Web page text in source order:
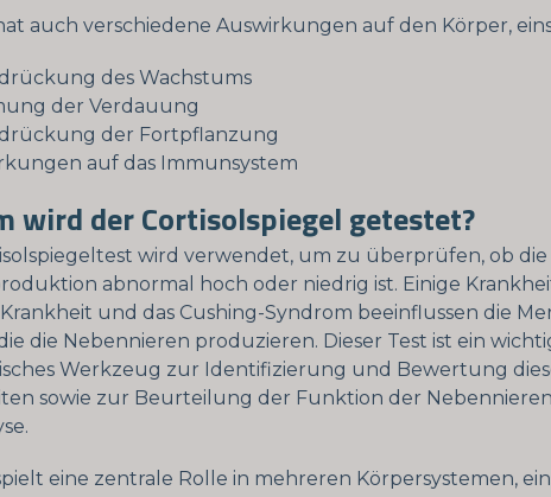
auch verschiedene Auswirkungen auf den Körper,
des Wachstums
der Verdauung
der Fortpflanzung
auf das Immunsystem
wird der Cortisolspiegel getestet?
wird verwendet, um zu überprüfen, ob die
abnormal hoch oder niedrig ist. Einige
und das Cushing-Syndrom beeinflussen die
die Nebennieren produzieren. Dieser Test ist ein
Werkzeug zur Identifizierung und Bewertung
sowie zur Beurteilung der Funktion der
eine zentrale Rolle in mehreren Körpersystemen,